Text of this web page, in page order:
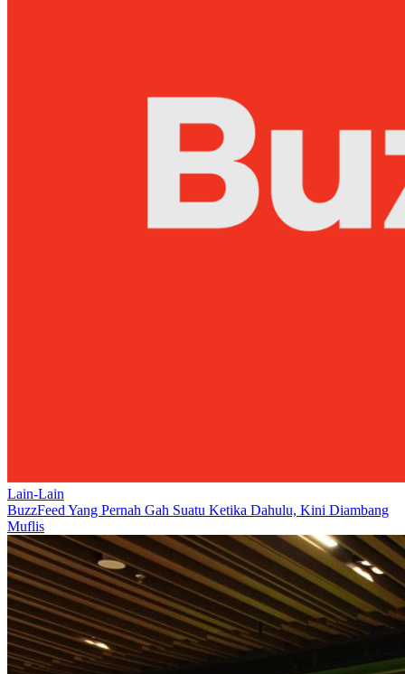
Lain-Lain
BuzzFeed Yang Pernah Gah Suatu Ketika Dahulu, Kini Diambang
Muflis